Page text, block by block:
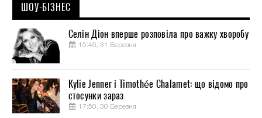
ШОУ-БІЗНЕС
Селін Діон вперше розповіла про важку хворобу
15:46, 31 Березня
Kylie Jenner і Timothée Chalamet: що відомо про
стосунки зараз
17:50, 30 Березня